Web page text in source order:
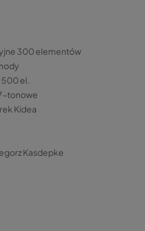
300 elementów
500 el.
tonowe
Kidea
Kasdepke